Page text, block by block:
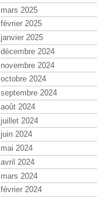
mars 2025
février 2025
janvier 2025
décembre 2024
novembre 2024
octobre 2024
septembre 2024
août 2024
juillet 2024
juin 2024
mai 2024
avril 2024
mars 2024
février 2024